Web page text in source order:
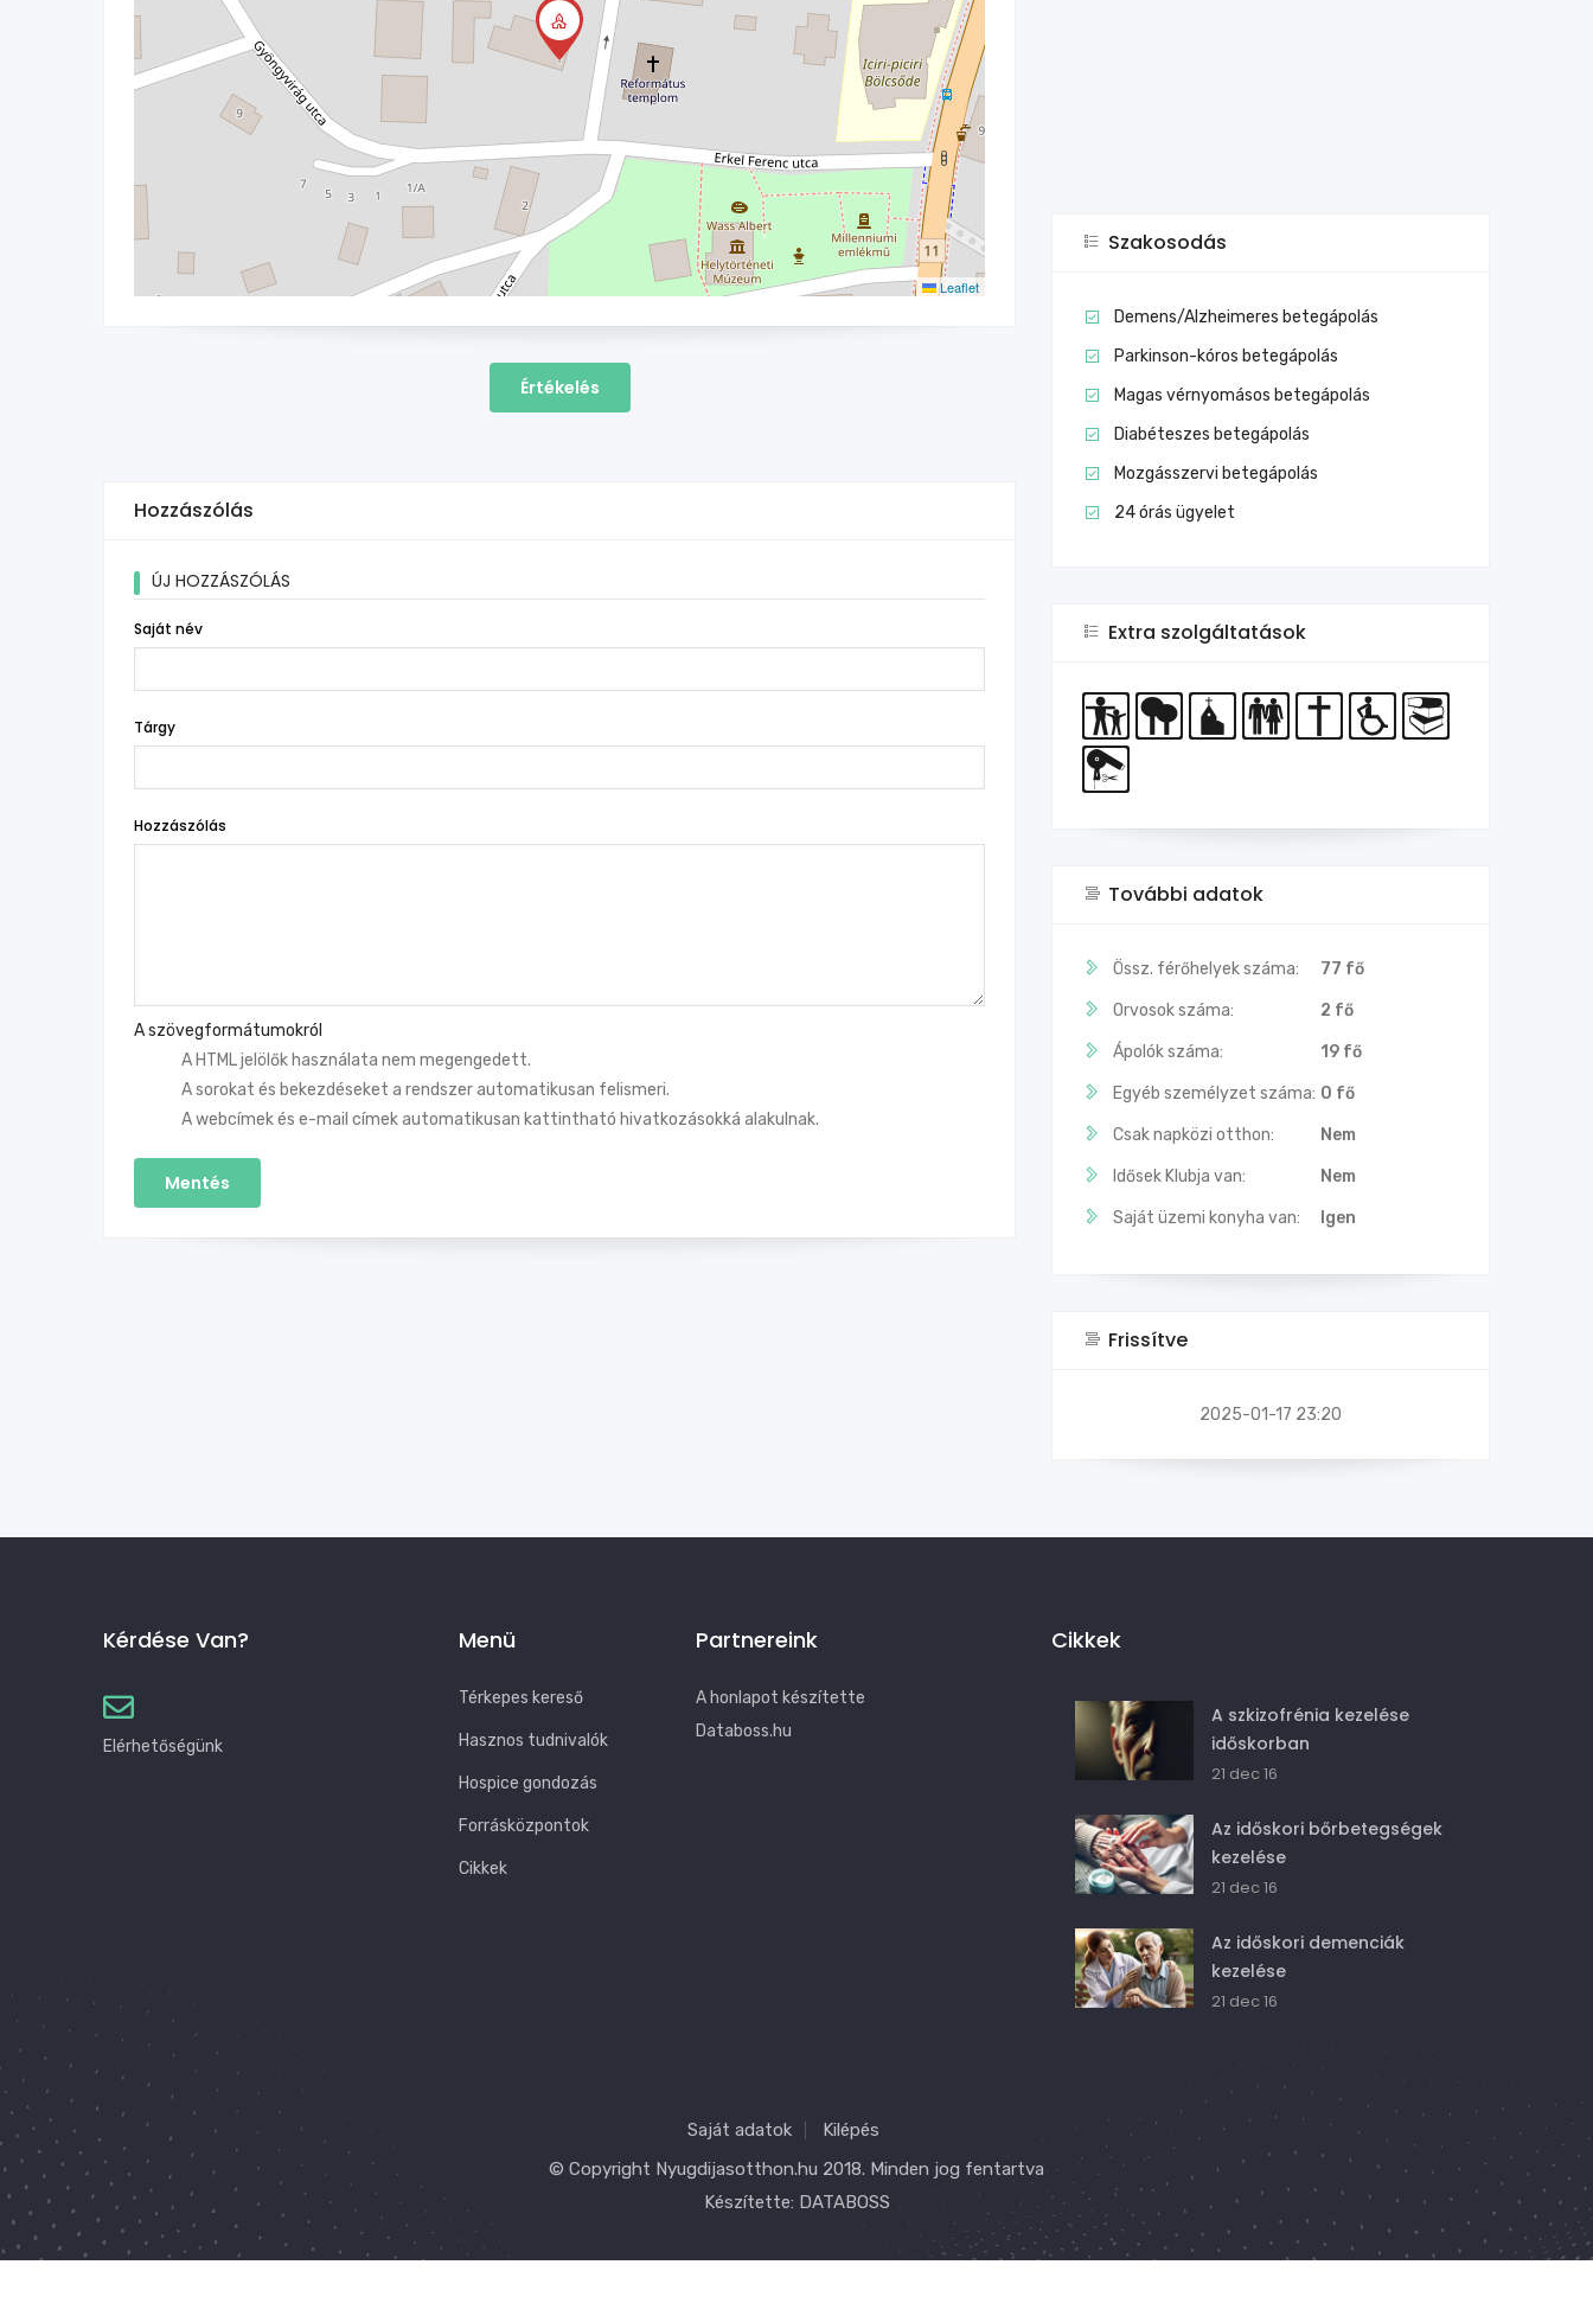
Leaflet
Értékelés
Hozzászólás
ÚJ HOZZÁSZÓLÁS
Saját név
Tárgy
Hozzászólás
A szövegformátumokról
A HTML jelölők használata nem megengedett.
A sorokat és bekezdéseket a rendszer automatikusan felismeri.
A webcímek és e-mail címek automatikusan kattintható hivatkozásokká alakulnak.
Szakosodás
Demens/Alzheimeres betegápolás
Parkinson-kóros betegápolás
Magas vérnyomásos betegápolás
Diabéteszes betegápolás
Mozgásszervi betegápolás
24 órás ügyelet
Extra szolgáltatások
További adatok
Össz. férőhelyek száma: 77 fő
Orvosok száma: 2 fő
Ápolók száma: 19 fő
Egyéb személyzet száma: 0 fő
Csak napközi otthon: Nem
Idősek Klubja van: Nem
Saját üzemi konyha van: Igen
Frissítve
2025-01-17 23:20
Kérdése Van?
Elérhetőségünk
Menü
Térkepes kereső
Hasznos tudnivalók
Hospice gondozás
Forrásközpontok
Cikkek
Partnereink
A honlapot készítette
Databoss.hu
Cikkek
A szkizofrénia kezelése
időskorban
21 dec 16
Az időskori bőrbetegségek
kezelése
21 dec 16
Az időskori demenciák
kezelése
21 dec 16
Saját adatok
Kilépés
© Copyright Nyugdijasotthon.hu 2018. Minden jog fentartva
Készítette: DATABOSS